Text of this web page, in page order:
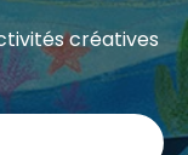
créatives